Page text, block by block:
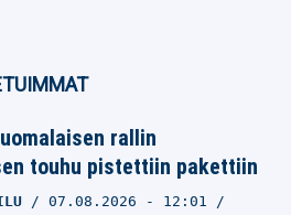
rallin
touhu pistettiin pakettiin
07.08.2026 - 12:01